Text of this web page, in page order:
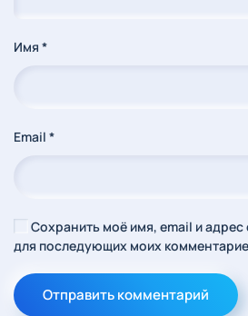
Имя *
Email *
Сохранить моё имя, email и адрес
для последующих моих
Отправить комментарий